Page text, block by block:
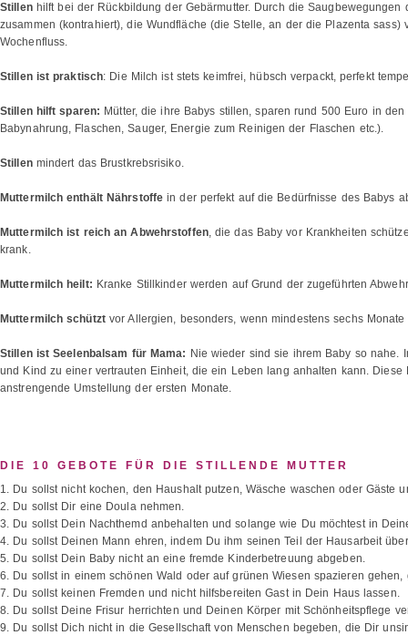
Stillenhilft bei der Rückbildung der Gebärmutter. Durch die Saugbewegungen
zusammen (kontrahiert), die Wundfläche (die Stelle, an der die Plazenta
Wochenfluss.
Stillen ist praktisch: Die Milch ist stets keimfrei, hübsch verpackt, perfekt
Stillen hilft sparen: Mütter, die ihre Babys stillen, sparen rund 500 Euro in
Babynahrung, Flaschen, Sauger, Energie zum Reinigen der Flaschen etc.).
Stillenmindert das Brustkrebsrisiko.
Muttermilch enthält Nährstoffe in der perfekt auf die Bedürfnisse des Babys
Muttermilch ist reich an Abwehrstoffen, die das Baby vor Krankheiten
krank.
Muttermilch heilt: Kranke Stillkinder werden auf Grund der zugeführten
Muttermilch schütztvor Allergien, besonders, wenn mindestens sechs
Stillen ist Seelenbalsam für Mama: Nie wieder sind sie ihrem Baby so nahe.
und Kind zu einer vertrauten Einheit, die ein Leben lang anhalten kann.
anstrengende Umstellung der ersten Monate.
DIE 10 GEBOTE FÜR DIE STILLENDE MUTTER
1. Du sollst nicht kochen, den Haushalt putzen, Wäsche waschen oder Gäste
2. Du sollst Dir eine Doula nehmen.
3. Du sollst Dein Nachthemd anbehalten und solange wie Du möchtest in
4. Du sollst Deinen Mann ehren, indem Du ihm seinen Teil der Hausarbeit
5. Du sollst Dein Baby nicht an eine fremde Kinderbetreuung abgeben.
6. Du sollst in einem schönen Wald oder auf grünen Wiesen spazieren
7. Du sollst keinen Fremden und nicht hilfsbereiten Gast in Dein Haus lassen.
8. Du sollst Deine Frisur herrichten und Deinen Körper mit Schönheitspflege
9. Du sollst Dich nicht in die Gesellschaft von Menschen begeben, die Dir